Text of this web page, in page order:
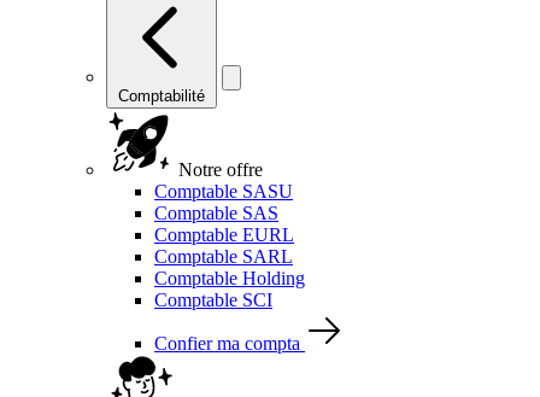
Comptabilité
Notre offre
Comptable SASU
Comptable SAS
Comptable EURL
Comptable SARL
Comptable Holding
Comptable SCI
Confier ma compta